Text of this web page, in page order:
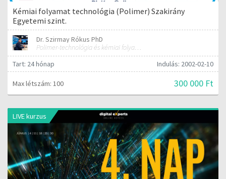
Kémiai folyamat technológia (Polimer) Szakirány
Egyetemi szint.
Dr. Szirmay Rókus PhD
Polimer-technológia és kémiai folyamat-technológia
Tart: 24 hónap
Indulás: 2002-02-10
Max létszám: 100 300 000 Ft
LIVE kurzus